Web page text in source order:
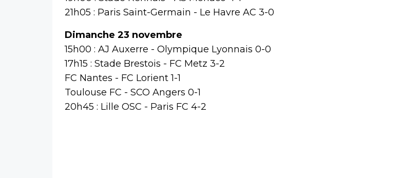
21h05 : Paris Saint-Germain - Le Havre AC 3-0
Dimanche 23 novembre
15h00 : AJ Auxerre - Olympique Lyonnais 0-0
17h15 : Stade Brestois - FC Metz 3-2
FC Nantes - FC Lorient 1-1
Toulouse FC - SCO Angers 0-1
20h45 : Lille OSC - Paris FC 4-2